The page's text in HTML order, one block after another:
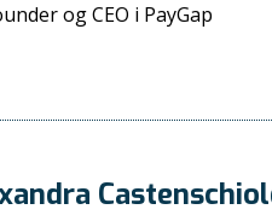
og CEO i PayGap